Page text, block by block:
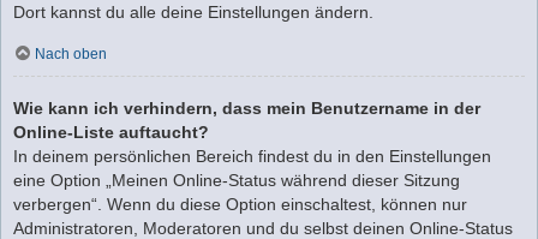
Dort kannst du alle deine Einstellungen ändern.
Nach oben
Wie kann ich verhindern, dass mein Benutzername in der
Online-Liste auftaucht?
In deinem persönlichen Bereich findest du in den Einstellungen
eine Option „Meinen Online-Status während dieser Sitzung
verbergen“. Wenn du diese Option einschaltest, können nur
Administratoren, Moderatoren und du selbst deinen Online-Status